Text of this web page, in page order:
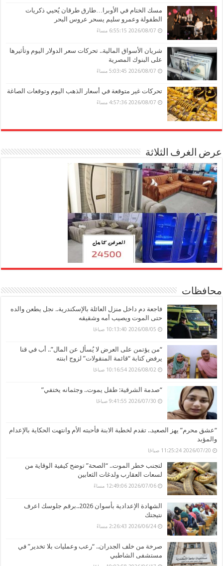
مسك الختام في الأوبرا…طارق طرقان يُحيي ذكريات
الطفولة وعمرو سليم يسحر عروس البحر
2026/08/07 6:55:15 مساءً
شريان الأسواق المالية.. تحركات سعر الدولار اليوم وتأثيرها
على البنوك المصرية
2026/08/07 5:03:45 مساءً
تحركات غير متوقعة في أسعار الذهب اليوم وتوقعات الصاغة
2026/08/07 4:57:36 مساءً
عرض الغرف الثلاثة
محافظات
فاجعة دم داخل منزل العائلة بالإسكندرية.. نجل يطعن والده
حتى الموت ويصيب أمه وشقيقه
2026/08/05 10:13:40 صباحًا
“من يؤتمن على العرض لا يُسأل عن المال”.. أب في قنا
يرفض كتابة “قائمة المنقولات” لزوج ابنته
2026/08/02 10:16:54 صباحًا
“صدمة الشرقية: طفل يموت.. وجثمانه يختفي”
2026/07/30 9:41:55 صباحًا
“عشق محرم” يهز الصعيد.. تقدم لخطبة الابنة فأحبته الأم وانتهت الحكاية بالإعدام
والمؤبد
2026/07/20 11:25:24 صباحًا
لتجنب خطر الموت.. “الصحة” توضح كيفية الوقاية من
لسعات العقارب ولدغات الثعابين
2026/07/06 12:49:06 مساءً
الشهادة الإعدادية بأسوان 2026..برقم جلوسك اعرف
نتيجتك
2026/06/24 2:26:43 مساءً
صرخة من خلف الجدران.. “رعب وعمليات بلا تخدير” في
مستشفى الشاطبي